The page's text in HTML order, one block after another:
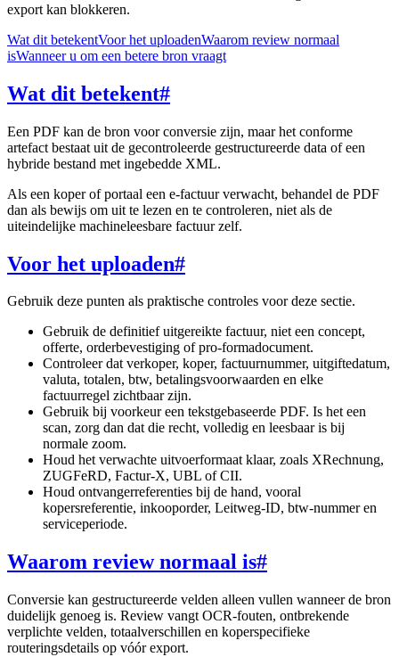
export kan blokkeren.
Wat dit betekentVoor het uploadenWaarom review normaal
isWanneer u om een betere bron vraagt
Wat dit betekent#
Een PDF kan de bron voor conversie zijn, maar het conforme
artefact bestaat uit de gecontroleerde gestructureerde data of een
hybride bestand met ingebedde XML.
Als een koper of portaal een e-factuur verwacht, behandel de PDF
dan als bewijs om uit te lezen en te controleren, niet als de
uiteindelijke machineleesbare factuur zelf.
Voor het uploaden#
Gebruik deze punten als praktische controles voor deze sectie.
Gebruik de definitief uitgereikte factuur, niet een concept,
offerte, orderbevestiging of pro-formadocument.
Controleer dat verkoper, koper, factuurnummer, uitgiftedatum,
valuta, totalen, btw, betalingsvoorwaarden en elke
factuurregel zichtbaar zijn.
Gebruik bij voorkeur een tekstgebaseerde PDF. Is het een
scan, zorg dan dat die recht, volledig en leesbaar is bij
normale zoom.
Houd het verwachte uitvoerformaat klaar, zoals XRechnung,
ZUGFeRD, Factur-X, UBL of CII.
Houd ontvangerreferenties bij de hand, vooral
kopersreferentie, inkooporder, Leitweg-ID, btw-nummer en
serviceperiode.
Waarom review normaal is#
Conversie kan gestructureerde velden alleen vullen wanneer de bron
duidelijk genoeg is. Review vangt OCR-fouten, ontbrekende
verplichte velden, totaalverschillen en koperspecifieke
routeringsdetails op vóór export.